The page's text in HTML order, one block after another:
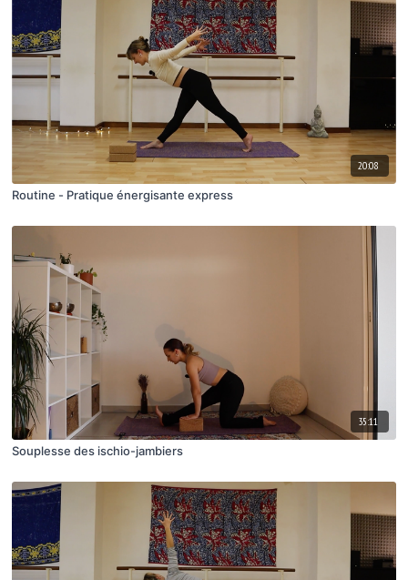
20:08
Routine - Pratique énergisante express
35:11
Souplesse des ischio-jambiers